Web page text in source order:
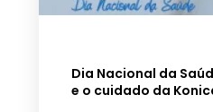
Dia Nacional da
e o cuidado da